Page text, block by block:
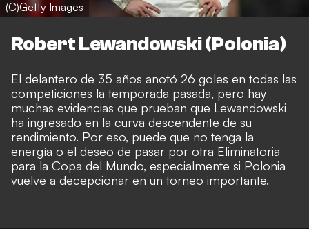
(C)Getty Images
Robert Lewandowski (Polonia)
El delantero de 35 años anotó 26 goles en todas las
competiciones la temporada pasada, pero hay
muchas evidencias que prueban que Lewandowski
ha ingresado en la curva descendente de su
rendimiento. Por eso, puede que no tenga la
energía o el deseo de pasar por otra Eliminatoria
para la Copa del Mundo, especialmente si Polonia
vuelve a decepcionar en un torneo importante.